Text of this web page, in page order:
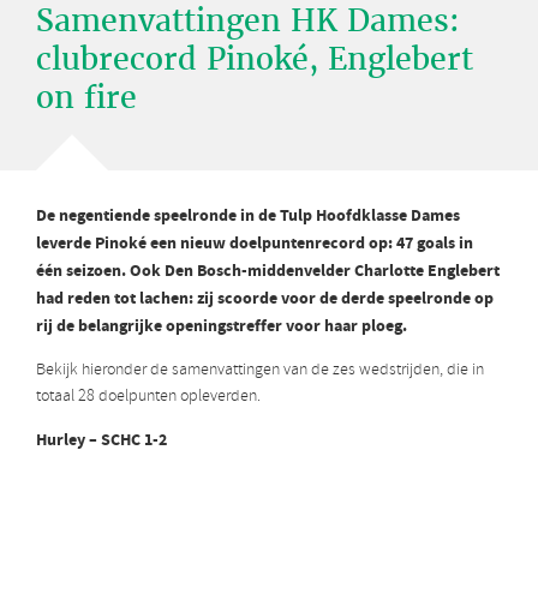
Samenvattingen HK Dames:
clubrecord Pinoké, Englebert
on fire
De negentiende speelronde in de Tulp Hoofdklasse Dames
leverde Pinoké een nieuw doelpuntenrecord op: 47 goals in
één seizoen. Ook Den Bosch-middenvelder Charlotte Englebert
had reden tot lachen: zij scoorde voor de derde speelronde op
rij de belangrijke openingstreffer voor haar ploeg.
Bekijk hieronder de samenvattingen van de zes wedstrijden, die in
totaal 28 doelpunten opleverden.
Hurley – SCHC 1-2